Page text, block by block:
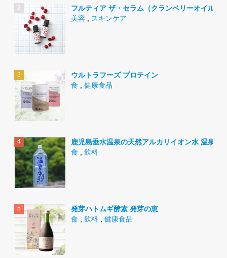
フルティア ザ・セラム（クランベリーオイル）
美容 , スキンケア
ウルトラフーズ プロテイン
食 , 健康食品
鹿児島垂水温泉の天然アルカリイオン水 温泉水
食 , 飲料
発芽ハトムギ酵素 発芽の恵
食 , 飲料 , 健康食品